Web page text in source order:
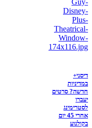
דיסני+
במדיניות
חדשה? סרטים
יעברו
לסטרימינג
אחרי 45 יום
בקולנוע